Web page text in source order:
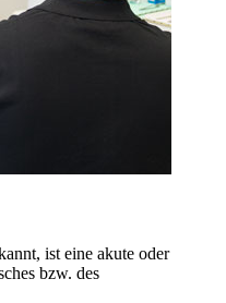
ist eine akute oder
bzw. des